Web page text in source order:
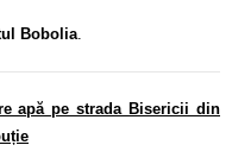
Bobolia
apă pe strada Bisericii din